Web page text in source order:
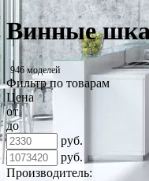
Винные
946 моделей
Фильтр по товарам
Цена
от
до
руб.
руб.
Производитель: